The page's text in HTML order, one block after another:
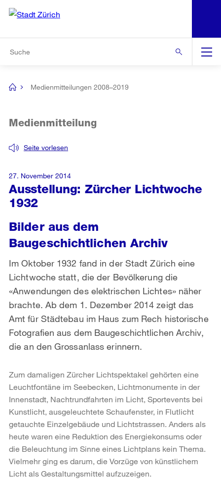
Navigation
[no
Medienmitteilungen 2008–2019
Ausstellung: Zürcher Lichtwoche
1932
Seite vorlesen
Medienmitteilung
Bilder aus dem
Baugeschichtlichen Archiv
Im Oktober 1932 fand in der Stadt Zürich eine
Lichtwoche statt, die der Bevölkerung die
«Anwendungen des elektrischen Lichtes» näher
brachte. Ab dem 1. Dezember 2014 zeigt das
Amt für Städtebau im Haus zum Rech historische
Fotografien aus dem Baugeschichtlichen Archiv,
die an den Grossanlass erinnern.
27. November 2014
Zum damaligen Zürcher Lichtspektakel gehörten eine
Leuchtfontäne im Seebecken, Lichtmonumente in der
Innenstadt, Nachtrundfahrten im Licht, Sportevents bei
Kunstlicht, ausgeleuchtete Schaufenster, in Flutlicht
getauchte Einzelgebäude und Lichtstrassen. Anders als
heute waren eine Reduktion des Energiekonsums oder
die Beleuchtung im Sinne eines Lichtplans kein Thema.
Vielmehr ging es darum, die Vorzüge von künstlichem
Licht als Gestaltungsmittel aufzuzeigen.